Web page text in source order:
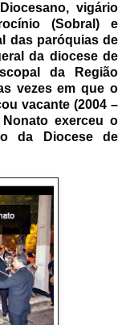
vigário
(Sobral) e
das paróquias de
da diocese de
da Região
vezes em que o
vacante (2004 –
exerceu o
da Diocese de